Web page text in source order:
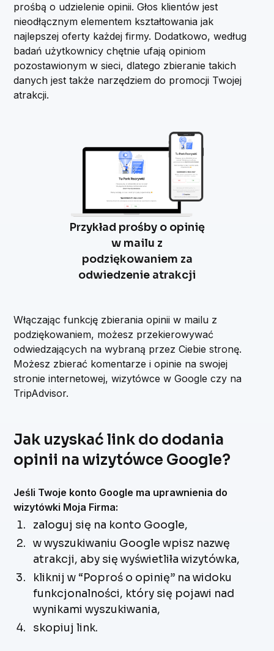
prośbą o udzielenie opinii. Głos klientów jest
nieodłącznym elementem kształtowania jak
najlepszej oferty każdej firmy. Dodatkowo, według
badań użytkownicy chętnie ufają opiniom
pozostawionym w sieci, dlatego zbieranie takich
danych jest także narzędziem do promocji Twojej
atrakcji.
Przykład prośby o opinię
w mailu z
podziękowaniem za
odwiedzenie atrakcji
Włączając funkcję zbierania opinii w mailu z
podziękowaniem, możesz przekierowywać
odwiedzających na wybraną przez Ciebie stronę.
Możesz zbierać komentarze i opinie na swojej
stronie internetowej, wizytówce w Google czy na
TripAdvisor.
Jak uzyskać link do dodania
opinii na wizytówce Google?
Jeśli Twoje konto Google ma uprawnienia do
wizytówki Moja Firma:
zaloguj się na konto Google,
w wyszukiwaniu Google wpisz nazwę
atrakcji, aby się wyświetliła wizytówka,
kliknij w “Poproś o opinię” na widoku
funkcjonalności, który się pojawi nad
wynikami wyszukiwania,
skopiuj link.